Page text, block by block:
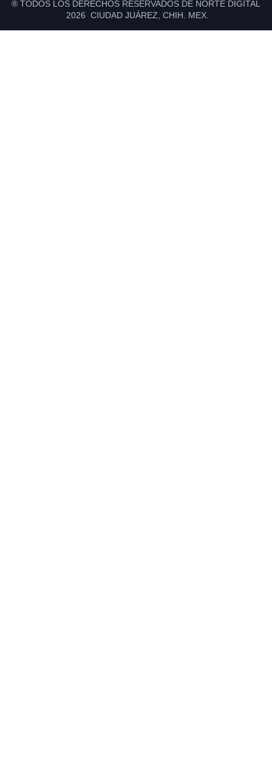
® TODOS LOS DERECHOS RESERVADOS DE NORTE DIGITAL
2026 CIUDAD JUÁREZ, CHIH. MEX.